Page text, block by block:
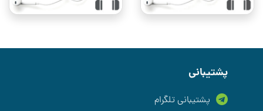
پشتیبانی
پشتیبانی تلگرام